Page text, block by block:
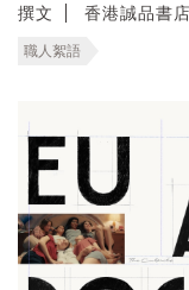
撰文 香港誠品書店
職人絮語